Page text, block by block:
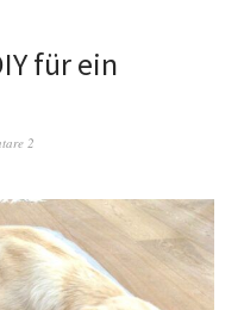
für ein
2